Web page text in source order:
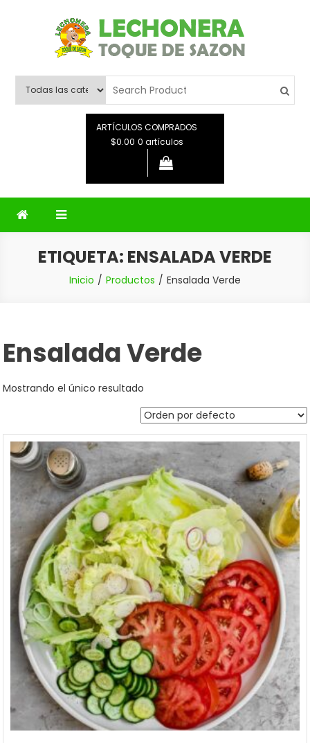
Lechonera Toque De Sazon
ARTÍCULOS COMPRADOS
$0.00 0 artículos
ETIQUETA: ENSALADA VERDE
Inicio Productos Ensalada Verde
Ensalada Verde
Mostrando el único resultado